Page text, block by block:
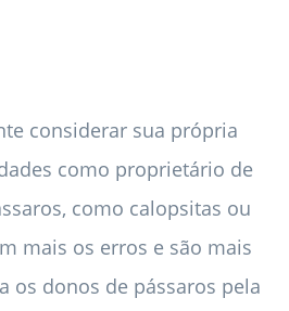
considerar sua própria
como proprietário de
como calopsitas ou
mais os erros e são mais
os donos de pássaros pela